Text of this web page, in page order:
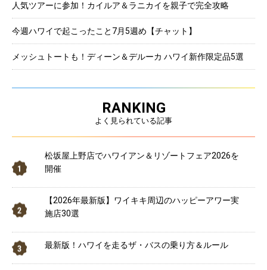
人気ツアーに参加！カイルア＆ラニカイを親子で完全攻略
今週ハワイで起こったこと7月5週め【チャット】
メッシュトートも！ディーン＆デルーカ ハワイ新作限定品5選
RANKING
よく見られている記事
松坂屋上野店でハワイアン＆リゾートフェア2026を
開催
【2026年最新版】ワイキキ周辺のハッピーアワー実
施店30選
最新版！ハワイを走るザ・バスの乗り方＆ルール